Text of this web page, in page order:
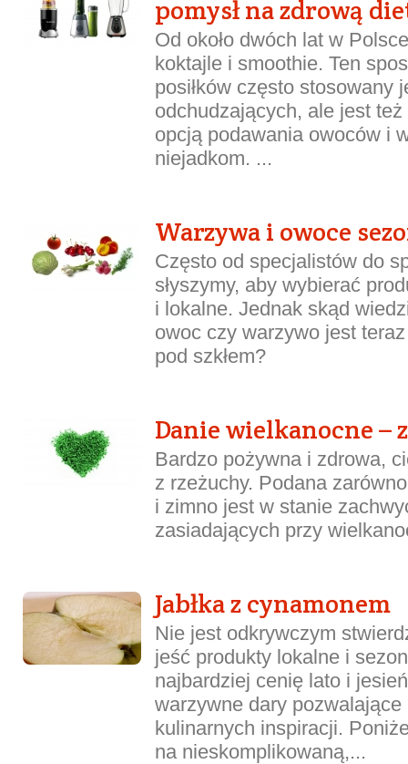
pomysł na zdrową
Od około dwóch lat w
koktajle i smoothie. Ten
posiłków często stosowany
odchudzających, ale jest
opcją podawania owoców i
niejadkom. ...
Warzywa i owoce
Często od specjalistów do
słyszymy, aby wybierać
i lokalne. Jednak skąd
owoc czy warzywo jest
pod szkłem?
Danie wielkanocne –
Bardzo pożywna i zdrowa,
z rzeżuchy. Podana
i zimno jest w stanie
zasiadających przy
Jabłka z cynamonem
Nie jest odkrywczym
jeść produkty lokalne i
najbardziej cenię lato i
warzywne dary
kulinarnych inspiracji.
na nieskomplikowaną,...